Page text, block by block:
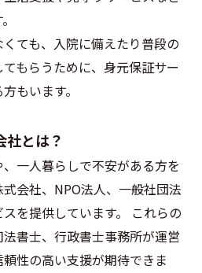
ても、入院に備えたり普段の
もらうために、身元保証サー
もいます。
とは？
一人暮らしで不安がある方を
会社、NPO法人、一般社団法
を提供しています。 これらの
書士、行政書士事務所が運営
性の高い支援が期待できま